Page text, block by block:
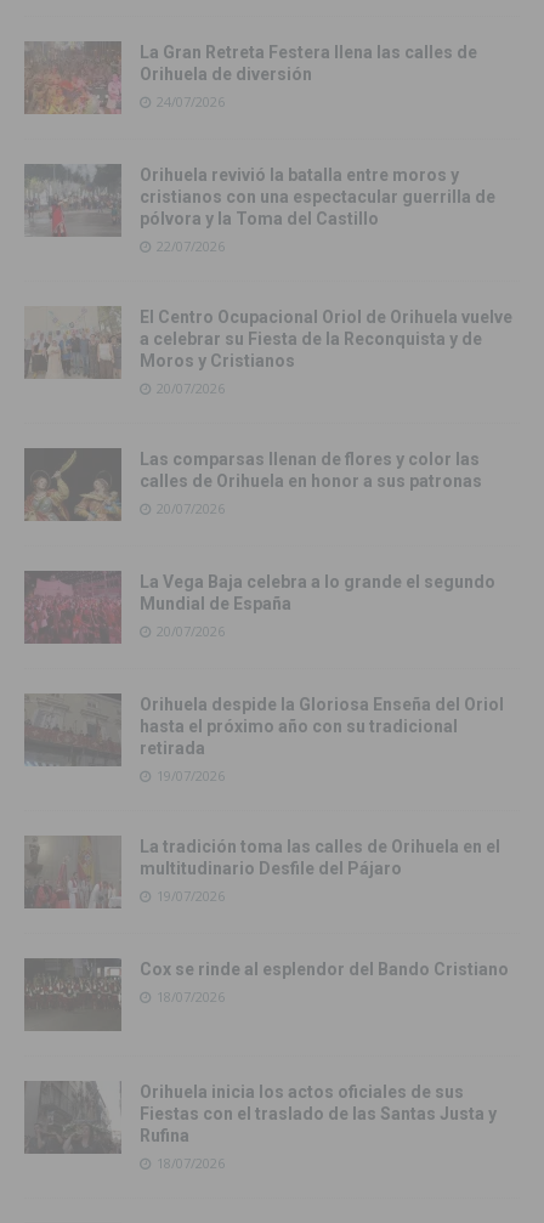
La Gran Retreta Festera llena las calles de
Orihuela de diversión
24/07/2026
Orihuela revivió la batalla entre moros y
cristianos con una espectacular guerrilla de
pólvora y la Toma del Castillo
22/07/2026
El Centro Ocupacional Oriol de Orihuela vuelve
a celebrar su Fiesta de la Reconquista y de
Moros y Cristianos
20/07/2026
Las comparsas llenan de flores y color las
calles de Orihuela en honor a sus patronas
20/07/2026
La Vega Baja celebra a lo grande el segundo
Mundial de España
20/07/2026
Orihuela despide la Gloriosa Enseña del Oriol
hasta el próximo año con su tradicional
retirada
19/07/2026
La tradición toma las calles de Orihuela en el
multitudinario Desfile del Pájaro
19/07/2026
Cox se rinde al esplendor del Bando Cristiano
18/07/2026
Orihuela inicia los actos oficiales de sus
Fiestas con el traslado de las Santas Justa y
Rufina
18/07/2026